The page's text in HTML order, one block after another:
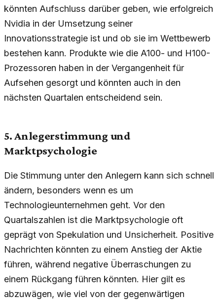
könnten Aufschluss darüber geben, wie erfolgreich
Nvidia in der Umsetzung seiner
Innovationsstrategie ist und ob sie im Wettbewerb
bestehen kann. Produkte wie die A100- und H100-
Prozessoren haben in der Vergangenheit für
Aufsehen gesorgt und könnten auch in den
nächsten Quartalen entscheidend sein.
5. Anlegerstimmung und
Marktpsychologie
Die Stimmung unter den Anlegern kann sich schnell
ändern, besonders wenn es um
Technologieunternehmen geht. Vor den
Quartalszahlen ist die Marktpsychologie oft
geprägt von Spekulation und Unsicherheit. Positive
Nachrichten könnten zu einem Anstieg der Aktie
führen, während negative Überraschungen zu
einem Rückgang führen könnten. Hier gilt es
abzuwägen, wie viel von der gegenwärtigen